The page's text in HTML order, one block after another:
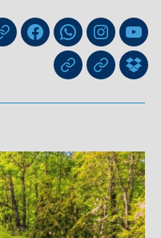
nuLigaFacebookWhatsApp-
Kanal
GIPHYThreads